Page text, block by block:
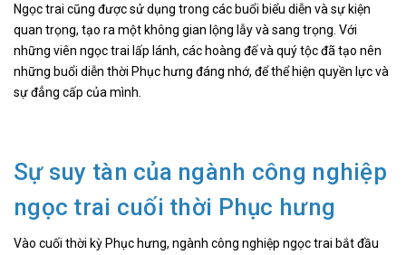
Ngọc trai cũng được sử dụng trong các buổi biểu diễn và sự kiện
quan trọng, tạo ra một không gian lộng lẫy và sang trọng. Với
những viên ngọc trai lấp lánh, các hoàng đế và quý tộc đã tạo nên
những buổi diễn thời Phục hưng đáng nhớ, để thể hiện quyền lực và
sự đẳng cấp của mình.
Sự suy tàn của ngành công nghiệp
ngọc trai cuối thời Phục hưng
Vào cuối thời kỳ Phục hưng, ngành công nghiệp ngọc trai bắt đầu